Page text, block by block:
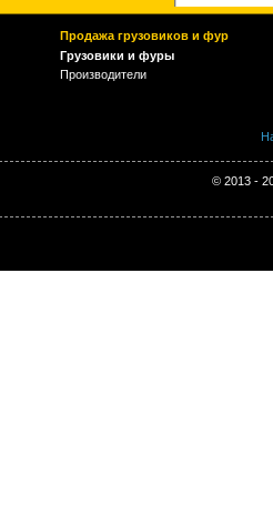
Продажа грузовиков и фур
Грузовики и фуры
Производители
© 2013 -